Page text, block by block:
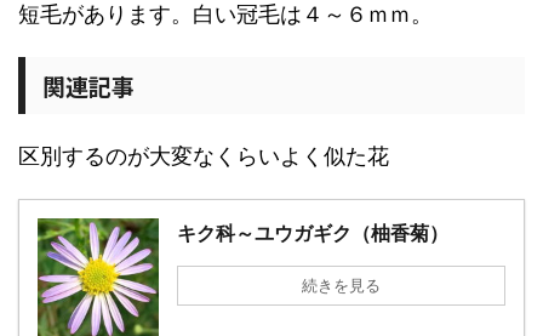
短毛があります。白い冠毛は４～６ｍｍ。
関連記事
区別するのが大変なくらいよく似た花
キク科～ユウガギク（柚香菊）
続きを見る